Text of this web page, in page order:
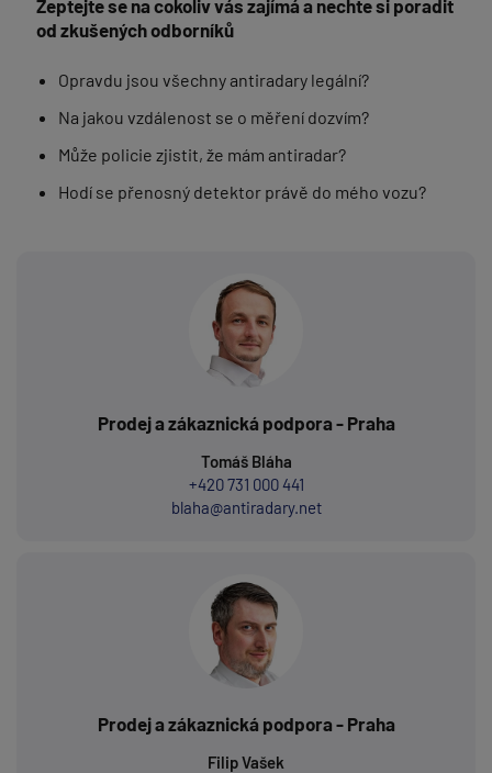
Zeptejte se na cokoliv vás zajímá a nechte si poradit
od zkušených odborníků
Opravdu jsou všechny antiradary legální?
Na jakou vzdálenost se o měření dozvím?
Může policie zjistit, že mám antiradar?
Hodí se přenosný detektor právě do mého vozu?
Prodej a zákaznická podpora - Praha
Tomáš Bláha
+420 731 000 441
blaha@antiradary.net
Prodej a zákaznická podpora - Praha
Filip Vašek